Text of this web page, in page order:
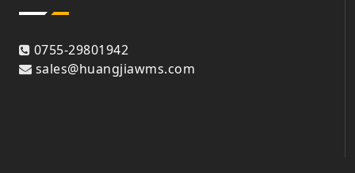
0755-29801942
sales@huangjiawms.com